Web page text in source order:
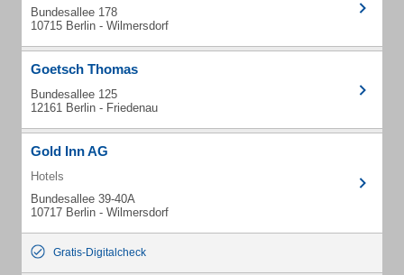
Bundesallee 178
10715 Berlin - Wilmersdorf
Goetsch Thomas
Bundesallee 125
12161 Berlin - Friedenau
Gold Inn AG
Hotels
Bundesallee 39-40A
10717 Berlin - Wilmersdorf
Gratis-Digitalcheck